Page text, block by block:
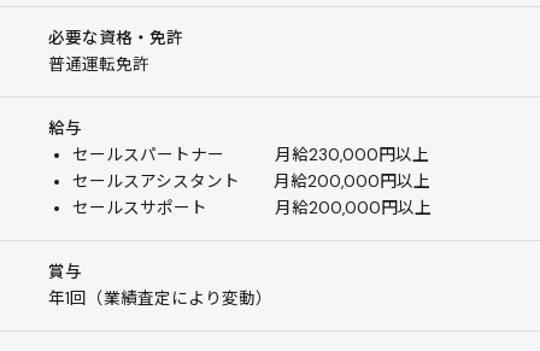
必要な資格・免許
普通運転免許
給与
セールスパートナー 月給230,000円以上
セールスアシスタント 月給200,000円以上
セールスサポート 月給200,000円以上
賞与
年1回（業績査定により変動）